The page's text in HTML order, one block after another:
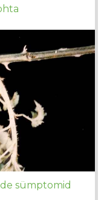
sümptomid